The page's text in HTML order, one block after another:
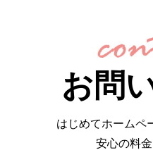
お問
はじめてホームペ
安心の料金